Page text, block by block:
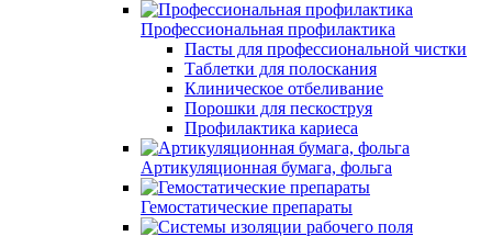
Профессиональная профилактика
Пасты для профессиональной чистки
Таблетки для полоскания
Клиническое отбеливание
Порошки для пескоструя
Профилактика кариеса
Артикуляционная бумага, фольга
Гемостатические препараты